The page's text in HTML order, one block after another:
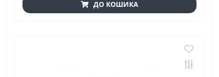
ДО КОШИКА